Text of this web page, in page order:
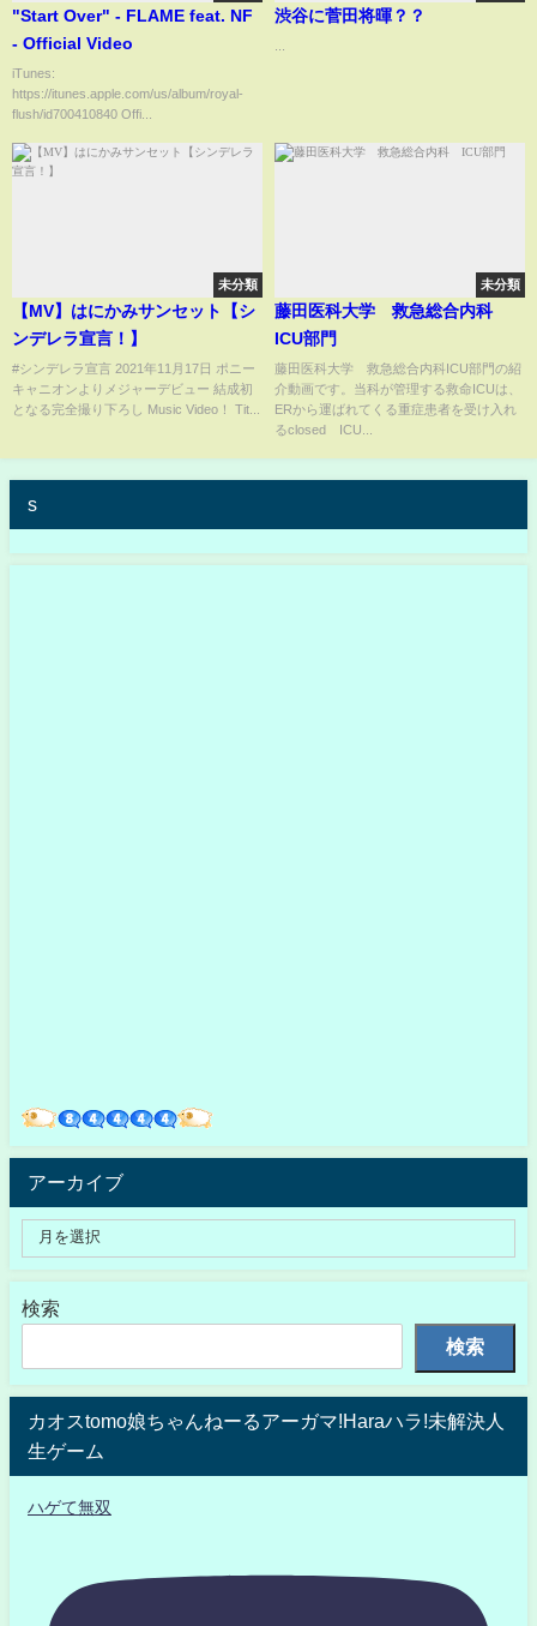
"Start Over" - FLAME feat. NF
- Official Video
iTunes:
https://itunes.apple.com/us/album/royal-
flush/id700410840 Offi...
渋谷に菅田将暉？？
未分類
【MV】はにかみサンセット【シ
ンデレラ宣言！】
#シンデレラ宣言 2021年11月17日 ポニー
キャニオンよりメジャーデビュー 結成初
となる完全撮り下ろし Music Video！ Tit...
未分類
藤田医科大学 救急総合内科
ICU部門
藤田医科大学 救急総合内科ICU部門の紹
介動画です。当科が管理する救命ICUは、
ERから運ばれてくる重症患者を受け入れ
るclosed ICU...
s
アーカイブ
検索
検索
カオスtomo娘ちゃんねーるアーガマ!Haraハラ!未解決人
生ゲーム
ハゲて無双